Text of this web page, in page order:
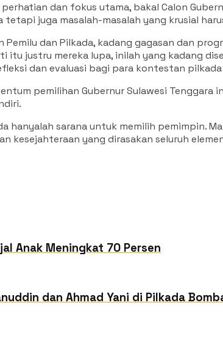
dan fokus utama, bakal Calon
tetapi juga masalah-masalah yang krusial
Pemilu dan Pilkada, kadang gagasan dan
itu justru mereka lupa, inilah yang kadang
dan evaluasi bagi para kontestan
pemilihan Gubernur Sulawesi
hanyalah sarana untuk memilih
kesejahteraan yang dirasakan seluruh
Anak Meningkat 70 Persen
dan Ahmad Yani di Pilkada